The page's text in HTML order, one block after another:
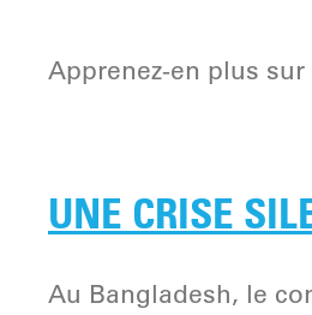
Apprenez-en plus
UNE CRISE
Au Bangladesh, le